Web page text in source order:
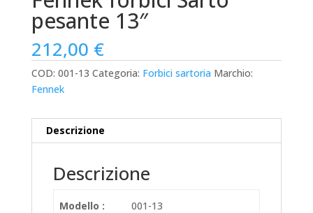
pesante 13″
212,00 €
COD: 001-13 Categoria: Forbici sartoria Marchio:
Fennek
Descrizione
Descrizione
Modello : 001-13